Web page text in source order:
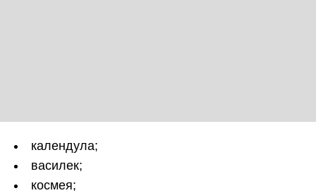
календула;
василек;
космея;